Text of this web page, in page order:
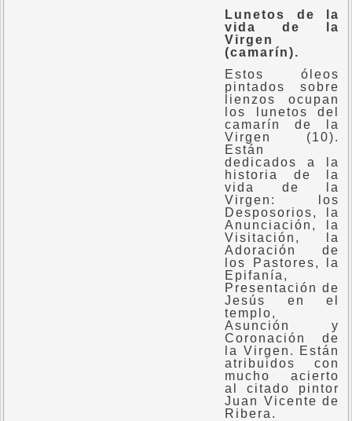
Lunetos de la
vida de la
Virgen
(camarín).
Estos óleos
pintados sobre
lienzos ocupan
los lunetos del
camarín de la
Virgen (10).
Están
dedicados a la
historia de la
vida de la
Virgen: los
Desposorios, la
Anunciación, la
Visitación, la
Adoración de
los Pastores, la
Epifanía,
Presentación de
Jesús en el
templo,
Asunción y
Coronación de
la Virgen. Están
atribuidos con
mucho acierto
al citado pintor
Juan Vicente de
Ribera.